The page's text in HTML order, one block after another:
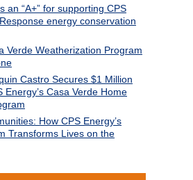
an “A+” for supporting CPS
energy conservation
Verde Weatherization Program
Castro Secures $1 Million
Energy’s Casa Verde Home
How CPS Energy’s
Transforms Lives on the